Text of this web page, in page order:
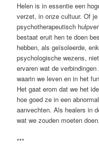
Helen is in essentie een
verzet, in onze cultuur. Of
psychotherapeutisch
bestaat eruit hen te doen
hebben, als geïsoleerde,
psychologische wezens,
ervaren wat de
waarin we leven en in het
Het gaat erom dat we het
hoe goed ze in een
aanvechten. Als healers in
wat we zouden moeten doen.
***